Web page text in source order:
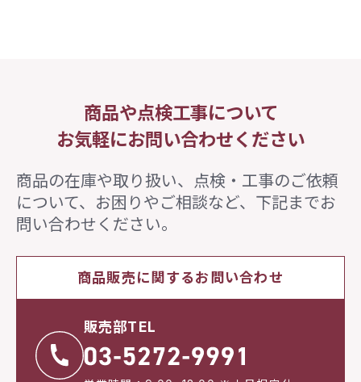
商品や点検工事について
お気軽にお問い合わせください
商品の在庫や取り扱い、点検・工事のご依頼
について、 お困りやご相談など、下記までお
問い合わせください。
商品販売に関するお問い合わせ
販売部TEL